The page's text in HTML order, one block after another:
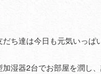
ち達は今日も元気いっぱ
湿器2台でお部屋を潤し